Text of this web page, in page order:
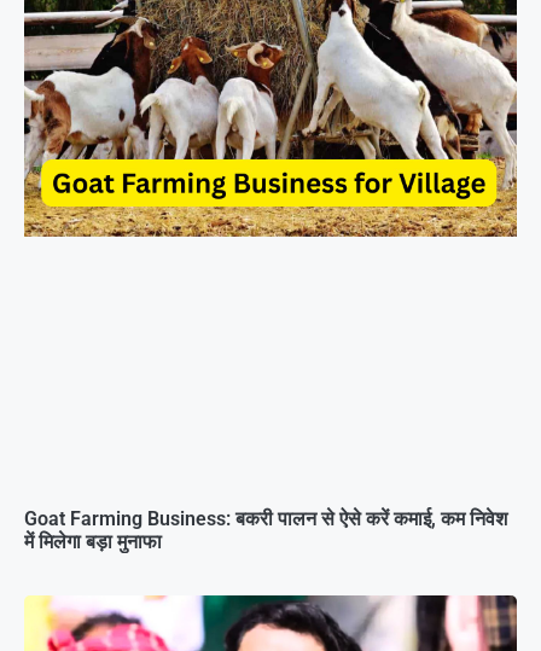
Goat Farming Business: बकरी पालन से ऐसे करें कमाई, कम निवेश
में मिलेगा बड़ा मुनाफा